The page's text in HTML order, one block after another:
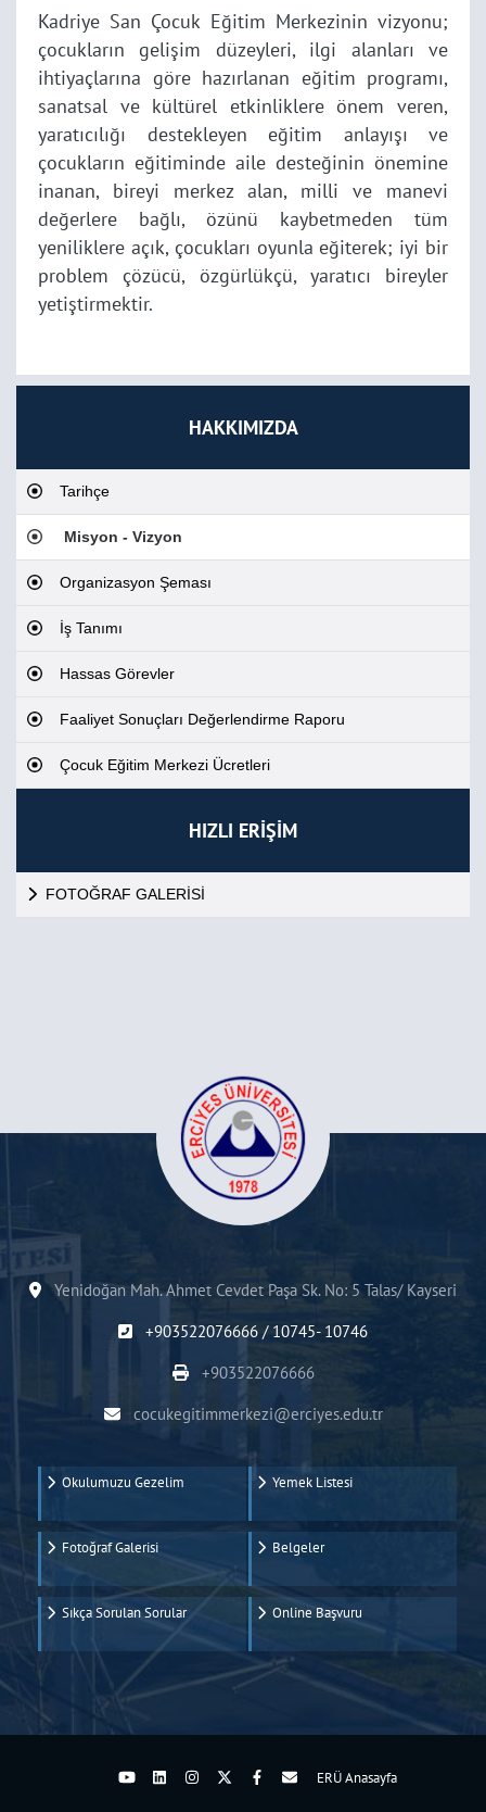
HAKKIMIZDA
Tarihçe
Misyon - Vizyon
Organizasyon Şeması
İş Tanımı
Hassas Görevler
Faaliyet Sonuçları Değerlendirme Raporu
Çocuk Eğitim Merkezi Ücretleri
HIZLI ERİŞİM
FOTOĞRAF GALERİSİ
Kadriye San Çocuk Eğitim Merkezinin vizyonu;
çocukların gelişim düzeyleri, ilgi alanları ve
ihtiyaçlarına göre hazırlanan eğitim programı,
sanatsal ve kültürel etkinliklere önem veren,
yaratıcılığı destekleyen eğitim anlayışı ve
çocukların eğitiminde aile desteğinin önemine
inanan, bireyi merkez alan, milli ve manevi
değerlere bağlı, özünü kaybetmeden tüm
yeniliklere açık, çocukları oyunla eğiterek; iyi bir
problem çözücü, özgürlükçü, yaratıcı bireyler
yetiştirmektir.
Yenidoğan Mah. Ahmet Cevdet Paşa Sk. No: 5 Talas/ Kayseri
+903522076666 / 10745- 10746
+903522076666
cocukegitimmerkezi@erciyes.edu.tr
Okulumuzu Gezelim Yemek Listesi
Fotoğraf Galerisi Belgeler
Sıkça Sorulan Sorular Online Başvuru
ERÜ Anasayfa